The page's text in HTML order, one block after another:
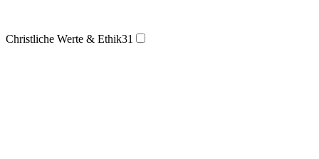
Christliche Werte & Ethik31